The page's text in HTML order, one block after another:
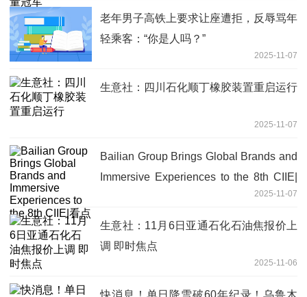
老年男子高铁上要求让座遭拒，反辱骂年
轻乘客：“你是人吗？”
2025-11-07
生意社：四川石化顺丁橡胶装置重启运行
2025-11-07
Bailian Group Brings Global Brands and
Immersive Experiences to the 8th CIIE|
2025-11-07
生意社：11月6日亚通石化石油焦报价上
调 即时焦点
2025-11-06
快消息！单日降雪破60年纪录！乌鲁木